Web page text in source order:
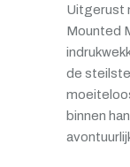
Uitgerust
Mounted
de
binnen